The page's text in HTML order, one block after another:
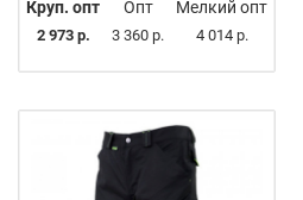
Круп. опт
2 973 р.
Опт
3 360 р.
Мелкий опт
4 014 р.